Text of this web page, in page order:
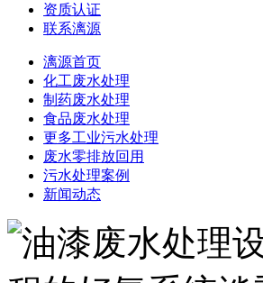
资质认证
联系漓源
漓源首页
化工废水处理
制药废水处理
食品废水处理
更多工业污水处理
废水零排放回用
污水处理案例
新闻动态